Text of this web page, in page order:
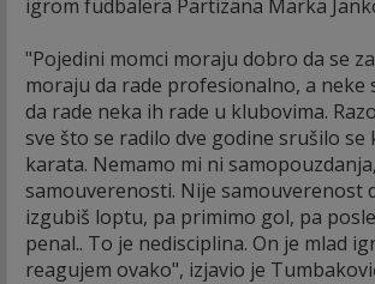
igrom fudbalera Partizana Marka
"Pojedini momci moraju dobro da se
moraju da rade profesionalno, a neke
da rade neka ih rade u klubovima.
sve što se radilo dve godine srušilo se
karata. Nemamo mi ni
samouverenosti. Nije samouverenost
izgubiš loptu, pa primimo gol, pa
penal.. To je nedisciplina. On je mlad
reagujem ovako", izjavio je